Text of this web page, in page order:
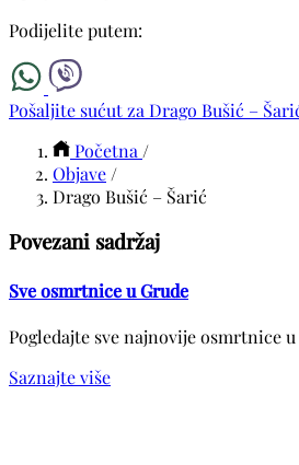
Podijelite putem:
Pošaljite sućut za Drago Bušić –
Početna /
Objave /
Drago Bušić – Šarić
Povezani sadržaj
Sve osmrtnice u Grude
Pogledajte sve najnovije osmrtnice
Saznajte više